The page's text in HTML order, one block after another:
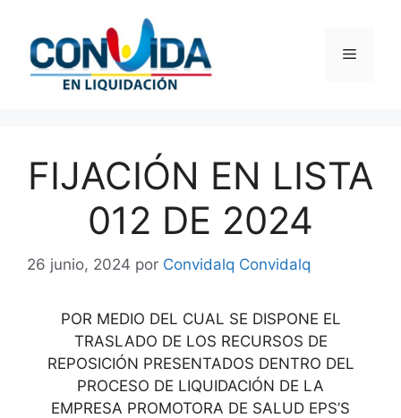
contenido
Menú
FIJACIÓN EN LISTA
012 DE 2024
26 junio, 2024 por Convidalq Convidalq
POR MEDIO DEL CUAL SE DISPONE EL
TRASLADO DE LOS RECURSOS DE
REPOSICIÓN PRESENTADOS DENTRO DEL
PROCESO DE LIQUIDACIÓN DE LA
EMPRESA PROMOTORA DE SALUD EPS’S